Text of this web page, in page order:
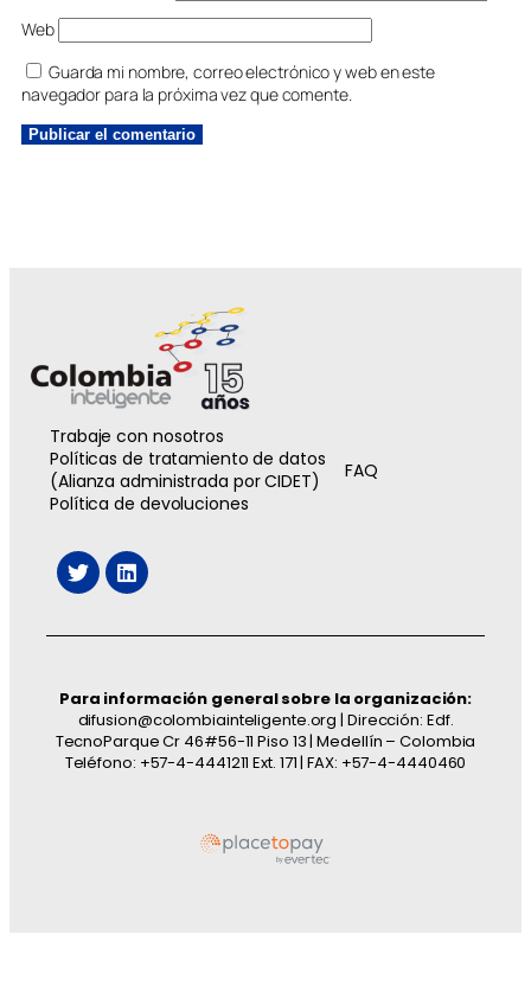
Web
Guarda mi nombre, correo electrónico y web en este
navegador para la próxima vez que comente.
Trabaje con nosotros
Políticas de tratamiento de datos
(Alianza administrada por CIDET)
FAQ
Política de devoluciones
Para información general sobre la organización:
difusion@colombiainteligente.org | Dirección: Edf.
TecnoParque Cr 46#56-11 Piso 13 | Medellín – Colombia
Teléfono: +57-4-4441211 Ext. 171 | FAX: +57-4-4440460